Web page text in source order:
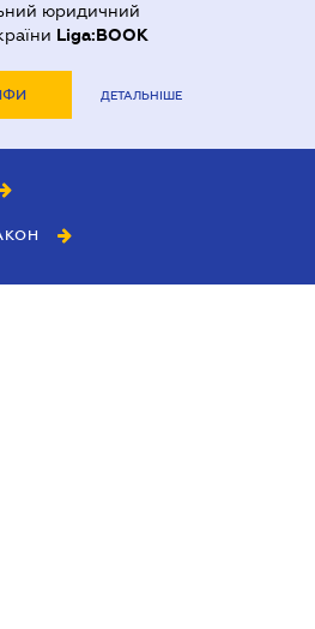
юридичний
Liga:BOOK
ДЕТАЛЬНІШЕ